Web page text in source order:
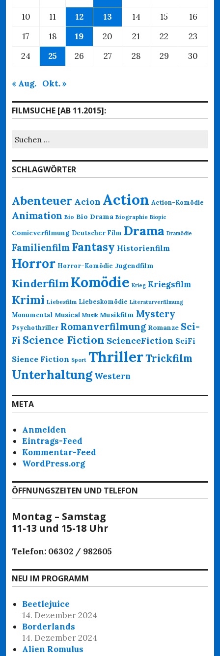
10
11 12 13 14 15
16
17
18 19 20 21 22
23
24
25 26 27 28 29 30
« Aug. Okt. »
FILMSUCHE [AB 11.2015]:
Suchen
nach:
SCHLAGWÖRTER
Abenteuer Acion Action Action-Komödie
Animation Bio Bio Drama Biographie Biopic
Comicverfilmung Deutscher Film Drama Dramödie
Familienfilm Fantasy Historienfilm
Horror Horror-Komödie Jugendfilm
KinderfilmKomödie Krieg Kriegsfilm
Krimi Liebesfilm Liebeskomödie Literaturverfilmung
Monumental Musical Musik Musikfilm Mystery
Psychothriller Romanverfilmung Romanze Sci-
Fi Science Fiction ScienceFiction SciFi
Sience Fiction Sport ThrillerTrickfilm
Unterhaltung Western
META
Anmelden
Eintrags-Feed
Kommentar-Feed
WordPress.org
ÖFFNUNGSZEITEN UND TELEFON
Montag – Samstag
11-13 und 15-18 Uhr
Telefon: 06302 / 982605
NEU IM PROGRAMM
Beetlejuice
14. Dezember 2024
Borderlands
14. Dezember 2024
Alien Romulus